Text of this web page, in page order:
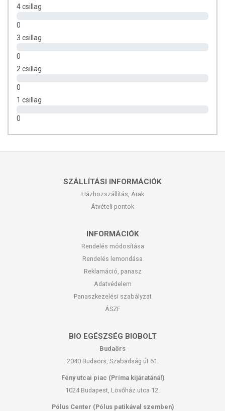
4 csillag
0
3 csillag
0
2 csillag
0
1 csillag
0
SZÁLLÍTÁSI INFORMÁCIÓK
Házhozszállítás, Árak
Átvételi pontok
INFORMÁCIÓK
Rendelés módosítása
Rendelés lemondása
Reklamáció, panasz
Adatvédelem
Panaszkezelési szabályzat
ÁSZF
BIO EGÉSZSÉG BIOBOLT
Budaörs
2040 Budaörs, Szabadság út 61.
Fény utcai piac (Príma kijáratánál)
1024 Budapest, Lövőház utca 12.
Pólus Center (Pólus patikával szemben)